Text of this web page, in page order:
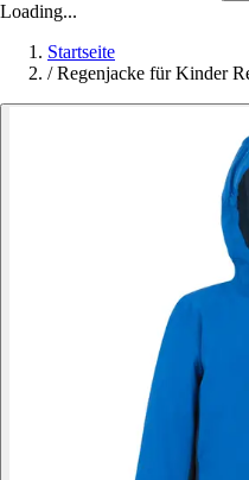
Loading...
Startseite
/ Regenjacke für Kinder